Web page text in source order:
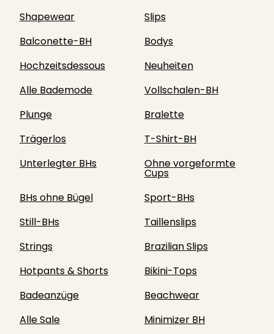
Shapewear
Slips
Balconette-BH
Bodys
Hochzeitsdessous
Neuheiten
Alle Bademode
Vollschalen-BH
Plunge
Bralette
Trägerlos
T-Shirt-BH
Unterlegter BHs
Ohne vorgeformte
Cups
BHs ohne Bügel
Sport-BHs
Still-BHs
Taillenslips
Strings
Brazilian Slips
Hotpants & Shorts
Bikini-Tops
Badeanzüge
Beachwear
Alle Sale
Minimizer BH